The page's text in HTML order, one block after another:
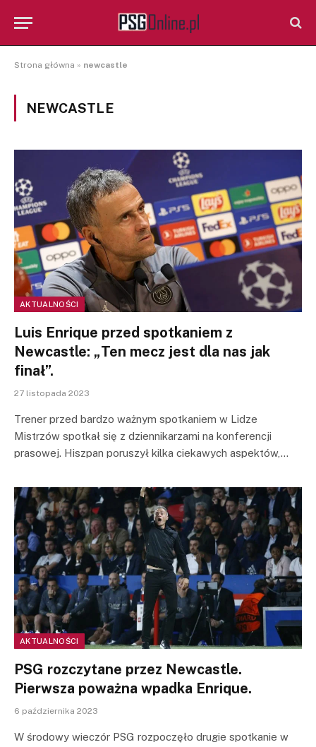
Strona główna » newcastle
NEWCASTLE
AKTUALNOŚCI
Luis Enrique przed spotkaniem z
Newcastle: „Ten mecz jest dla nas jak
finał”.
27 listopada 2023
Trener przed bardzo ważnym spotkaniem w Lidze
Mistrzów spotkał się z dziennikarzami na konferencji
prasowej. Hiszpan poruszył kilka ciekawych aspektów,…
AKTUALNOŚCI
PSG rozczytane przez Newcastle.
Pierwsza poważna wpadka Enrique.
6 października 2023
W środowy wieczór PSG rozpoczęło drugie spotkanie w